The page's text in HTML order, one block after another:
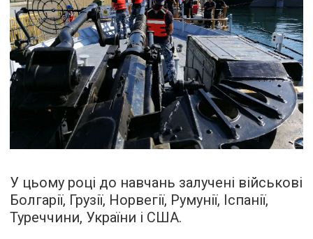
У цьому році до навчань залучені військові
Болгарії, Грузії, Норвегії, Румунії, Іспанії,
Туреччини, України і США.